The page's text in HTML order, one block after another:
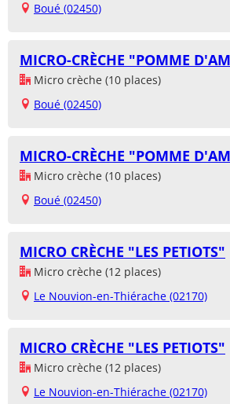
Boué (02450)
MICRO-CRÈCHE "POMME
Micro crèche (10 places)
Boué (02450)
MICRO-CRÈCHE "POMME
Micro crèche (10 places)
Boué (02450)
MICRO CRÈCHE "LES PETIOTS"
Micro crèche (12 places)
Le Nouvion-en-Thiérache (02170)
MICRO CRÈCHE "LES PETIOTS"
Micro crèche (12 places)
Le Nouvion-en-Thiérache (02170)